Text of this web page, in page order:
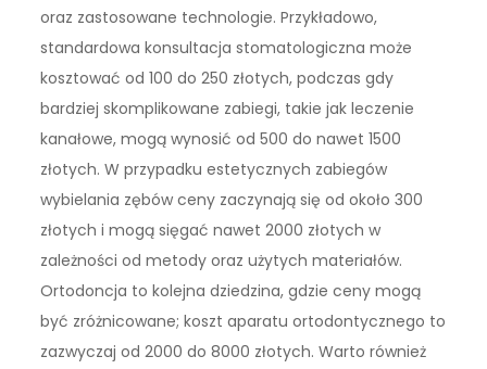
oraz zastosowane technologie. Przykładowo,
standardowa konsultacja stomatologiczna może
kosztować od 100 do 250 złotych, podczas gdy
bardziej skomplikowane zabiegi, takie jak leczenie
kanałowe, mogą wynosić od 500 do nawet 1500
złotych. W przypadku estetycznych zabiegów
wybielania zębów ceny zaczynają się od około 300
złotych i mogą sięgać nawet 2000 złotych w
zależności od metody oraz użytych materiałów.
Ortodoncja to kolejna dziedzina, gdzie ceny mogą
być zróżnicowane; koszt aparatu ortodontycznego to
zazwyczaj od 2000 do 8000 złotych. Warto również